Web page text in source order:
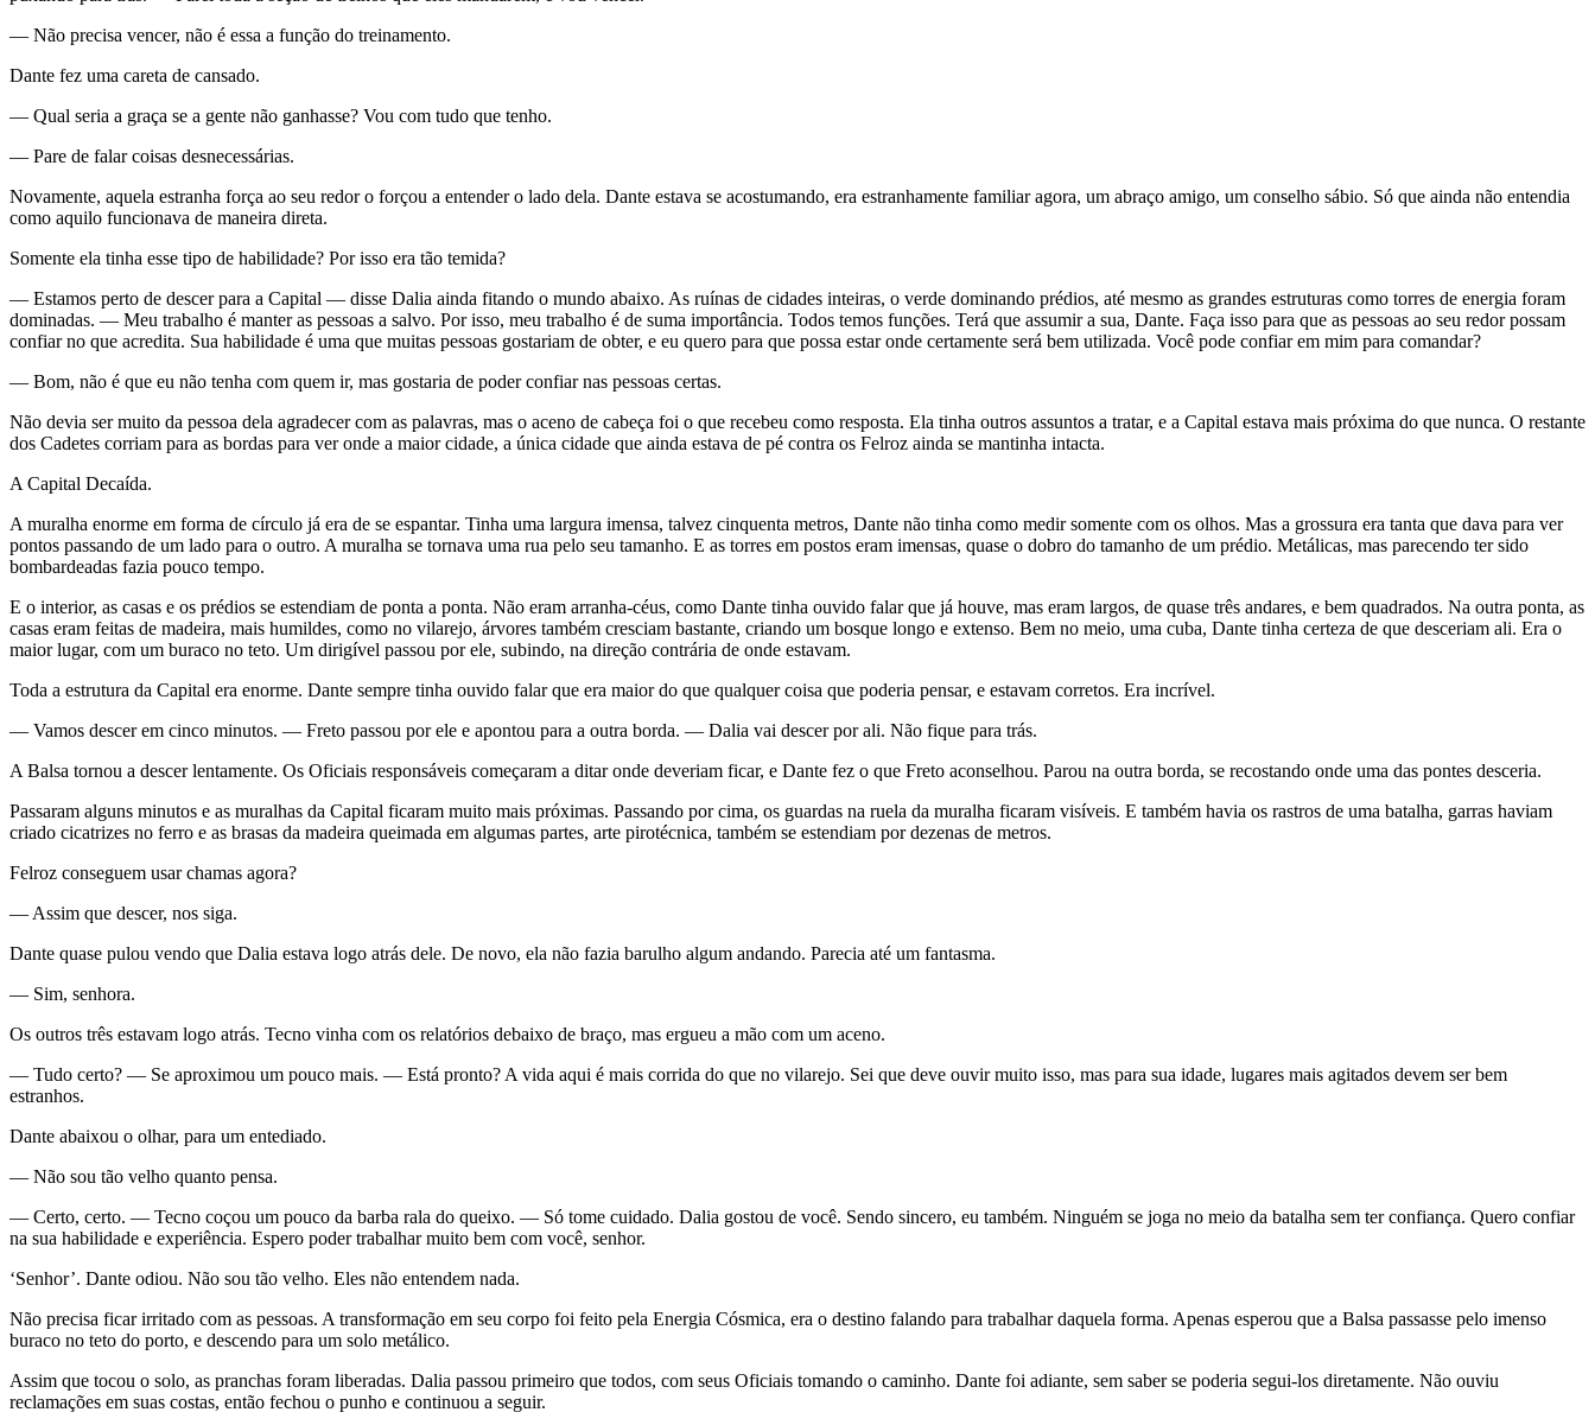
— Não precisa vencer, não é essa a função do treinamento.
Dante fez uma careta de cansado.
— Qual seria a graça se a gente não ganhasse? Vou com tudo que tenho.
— Pare de falar coisas desnecessárias.
Novamente, aquela estranha força ao seu redor o forçou a entender o lado dela. Dante estava se acostumando, era estranhamente familiar agora, um abraço amigo, um conselho sábio. Só que ainda não entendia
como aquilo funcionava de maneira direta.
Somente ela tinha esse tipo de habilidade? Por isso era tão temida?
— Estamos perto de descer para a Capital — disse Dalia ainda fitando o mundo abaixo. As ruínas de cidades inteiras, o verde dominando prédios, até mesmo as grandes estruturas como torres de energia foram
dominadas. — Meu trabalho é manter as pessoas a salvo. Por isso, meu trabalho é de suma importância. Todos temos funções. Terá que assumir a sua, Dante. Faça isso para que as pessoas ao seu redor possam
confiar no que acredita. Sua habilidade é uma que muitas pessoas gostariam de obter, e eu quero para que possa estar onde certamente será bem utilizada. Você pode confiar em mim para comandar?
— Bom, não é que eu não tenha com quem ir, mas gostaria de poder confiar nas pessoas certas.
Não devia ser muito da pessoa dela agradecer com as palavras, mas o aceno de cabeça foi o que recebeu como resposta. Ela tinha outros assuntos a tratar, e a Capital estava mais próxima do que nunca. O restante
dos Cadetes corriam para as bordas para ver onde a maior cidade, a única cidade que ainda estava de pé contra os Felroz ainda se mantinha intacta.
A Capital Decaída.
A muralha enorme em forma de círculo já era de se espantar. Tinha uma largura imensa, talvez cinquenta metros, Dante não tinha como medir somente com os olhos. Mas a grossura era tanta que dava para ver
pontos passando de um lado para o outro. A muralha se tornava uma rua pelo seu tamanho. E as torres em postos eram imensas, quase o dobro do tamanho de um prédio. Metálicas, mas parecendo ter sido
bombardeadas fazia pouco tempo.
E o interior, as casas e os prédios se estendiam de ponta a ponta. Não eram arranha-céus, como Dante tinha ouvido falar que já houve, mas eram largos, de quase três andares, e bem quadrados. Na outra ponta, as
casas eram feitas de madeira, mais humildes, como no vilarejo, árvores também cresciam bastante, criando um bosque longo e extenso. Bem no meio, uma cuba, Dante tinha certeza de que desceriam ali. Era o
maior lugar, com um buraco no teto. Um dirigível passou por ele, subindo, na direção contrária de onde estavam.
Toda a estrutura da Capital era enorme. Dante sempre tinha ouvido falar que era maior do que qualquer coisa que poderia pensar, e estavam corretos. Era incrível.
— Vamos descer em cinco minutos. — Freto passou por ele e apontou para a outra borda. — Dalia vai descer por ali. Não fique para trás.
A Balsa tornou a descer lentamente. Os Oficiais responsáveis começaram a ditar onde deveriam ficar, e Dante fez o que Freto aconselhou. Parou na outra borda, se recostando onde uma das pontes desceria.
Passaram alguns minutos e as muralhas da Capital ficaram muito mais próximas. Passando por cima, os guardas na ruela da muralha ficaram visíveis. E também havia os rastros de uma batalha, garras haviam
criado cicatrizes no ferro e as brasas da madeira queimada em algumas partes, arte pirotécnica, também se estendiam por dezenas de metros.
Felroz conseguem usar chamas agora?
— Assim que descer, nos siga.
Dante quase pulou vendo que Dalia estava logo atrás dele. De novo, ela não fazia barulho algum andando. Parecia até um fantasma.
— Sim, senhora.
Os outros três estavam logo atrás. Tecno vinha com os relatórios debaixo de braço, mas ergueu a mão com um aceno.
— Tudo certo? — Se aproximou um pouco mais. — Está pronto? A vida aqui é mais corrida do que no vilarejo. Sei que deve ouvir muito isso, mas para sua idade, lugares mais agitados devem ser bem
estranhos.
Dante abaixou o olhar, para um entediado.
— Não sou tão velho quanto pensa.
— Certo, certo. — Tecno coçou um pouco da barba rala do queixo. — Só tome cuidado. Dalia gostou de você. Sendo sincero, eu também. Ninguém se joga no meio da batalha sem ter confiança. Quero confiar
na sua habilidade e experiência. Espero poder trabalhar muito bem com você, senhor.
‘Senhor’. Dante odiou. Não sou tão velho. Eles não entendem nada.
Não precisa ficar irritado com as pessoas. A transformação em seu corpo foi feito pela Energia Cósmica, era o destino falando para trabalhar daquela forma. Apenas esperou que a Balsa passasse pelo imenso
buraco no teto do porto, e descendo para um solo metálico.
Assim que tocou o solo, as pranchas foram liberadas. Dalia passou primeiro que todos, com seus Oficiais tomando o caminho. Dante foi adiante, sem saber se poderia segui-los diretamente. Não ouviu
reclamações em suas costas, então fechou o punho e continuou a seguir.